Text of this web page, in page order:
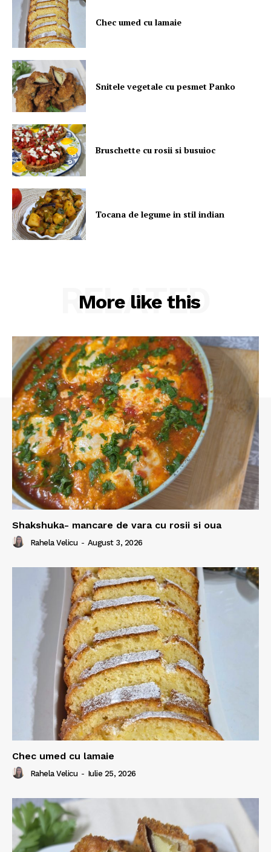
Chec umed cu lamaie
Snitele vegetale cu pesmet Panko
Bruschette cu rosii si busuioc
Tocana de legume in stil indian
More like this
RELATED
Shakshuka- mancare de vara cu rosii si oua
Rahela Velicu - August 3, 2026
Chec umed cu lamaie
Rahela Velicu - Iulie 25, 2026